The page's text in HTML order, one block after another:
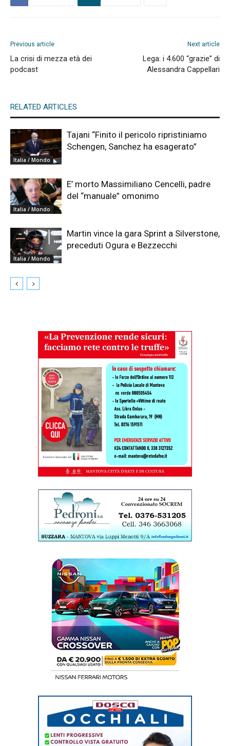
Previous article
La crisi di mezza età dei
podcast
Next article
Lega: i 4.600 “grazie” di
Alessandra Cappellari
RELATED ARTICLES
Italia / Mondo
Tajani “Finito il pericolo ripristiniamo
Schengen, Sanchez ha esagerato”
Italia / Mondo
E’ morto Massimiliano Cencelli, padre
del “manuale” omonimo
Italia / Mondo
Martin vince la gara Sprint a Silverstone,
preceduti Ogura e Bezzecchi